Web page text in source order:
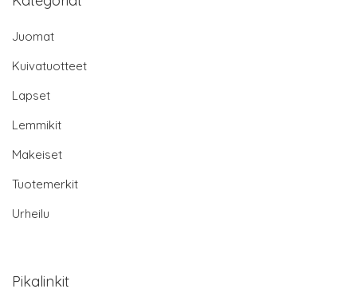
Juomat
Kuivatuotteet
Lapset
Lemmikit
Makeiset
Tuotemerkit
Urheilu
Pikalinkit